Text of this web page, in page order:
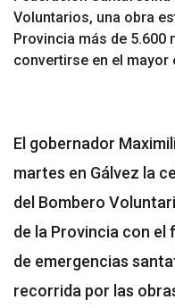
Voluntarios, una obra
Provincia más de 5.600
convertirse en el
El gobernador
martes en Gálvez la
del Bombero
de la Provincia con
de emergencias
recorrida por las